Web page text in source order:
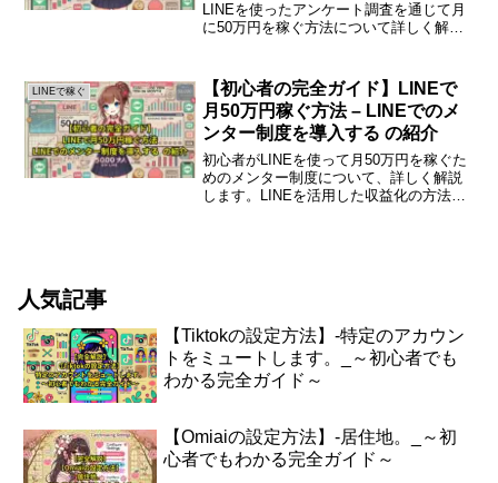
LINEを使ったアンケート調査を通じて月
に50万円を稼ぐ方法について詳しく解説
してください。LINEを使ったアンケート
調査の基礎知識L...
LINEで稼ぐ
【初心者の完全ガイド】LINEで
月50万円稼ぐ方法 – LINEでのメ
ンター制度を導入する の紹介
初心者がLINEを使って月50万円を稼ぐた
めのメンター制度について、詳しく解説
します。LINEを活用した収益化の方法を
人気記事
【Tiktokの設定方法】-特定のアカウン
トをミュートします。_～初心者でも
わかる完全ガイド～
【Omiaiの設定方法】-居住地。_～初
心者でもわかる完全ガイド～